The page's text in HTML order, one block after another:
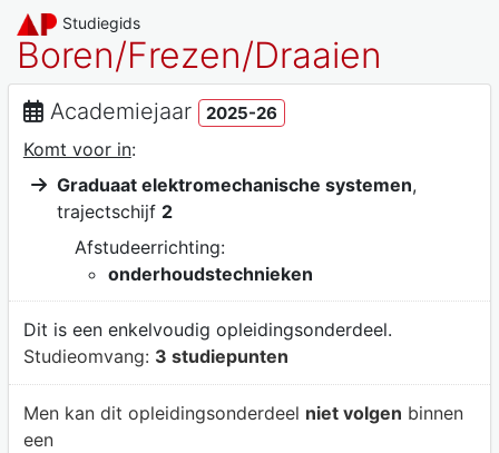
Studiegids
Boren/Frezen/Draaien
Academiejaar 2025-26
Komt voor in:
Graduaat elektromechanische systemen,
trajectschijf 2
Afstudeerrichting:
onderhoudstechnieken
Dit is een enkelvoudig opleidingsonderdeel.
Studieomvang: 3 studiepunten
Men kan dit opleidingsonderdeel niet volgen binnen
een